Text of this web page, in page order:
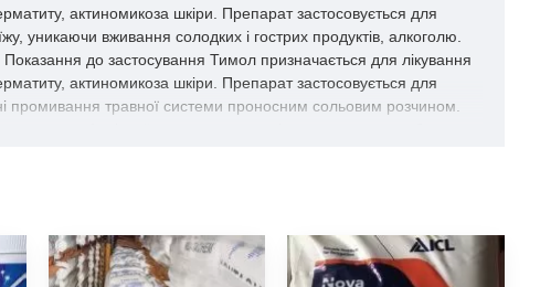
актиномикоза шкіри. Препарат застосовується для
уникаючи вживання солодких і гострих продуктів, алкоголю.
до застосування Тимол призначається для лікування
актиномикоза шкіри. Препарат застосовується для
промивання травної системи проносним сольовим розчином.
цестоза), діареї, метеоризму, халітоза, екземи, свербежу,
для дезінфекції та зняття запалення в порожнині рота